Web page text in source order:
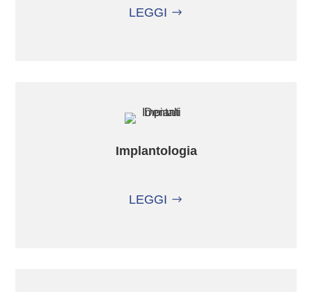
LEGGI
Implantologia
LEGGI